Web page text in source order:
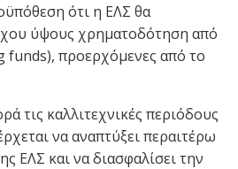
ότι η ΕΛΣ θα
ύψους χρηματοδότηση από
funds), προερχόμενες από το
τις καλλιτεχνικές περιόδους
να αναπτύξει περαιτέρω
ΕΛΣ και να διασφαλίσει την